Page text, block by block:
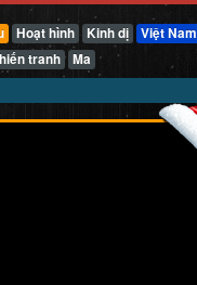
Hoạt hình Kinh dị
Việt Nam
tranh Ma